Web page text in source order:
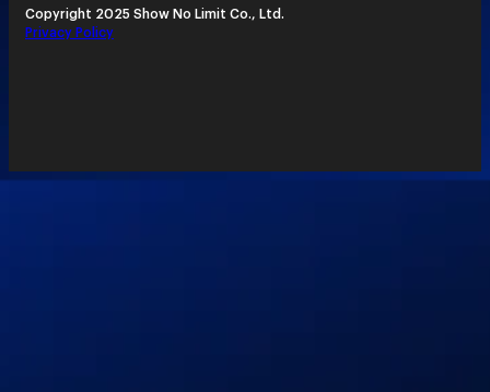
Copyright 2025 Show No Limit Co., Ltd.
Privacy Policy